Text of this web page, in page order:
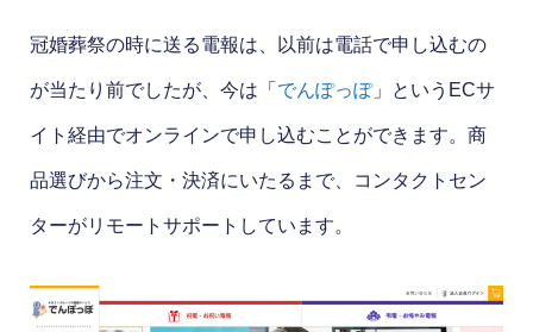
冠婚葬祭の時に送る電報は、以前は電話で申し込むの
が当たり前でしたが、今は「 でんぽっぽ」というECサ
イト経由でオンラインで申し込むことができます。商
品選びから注文・決済にいたるまで、コンタクトセン
ターがリモートサポートしています。